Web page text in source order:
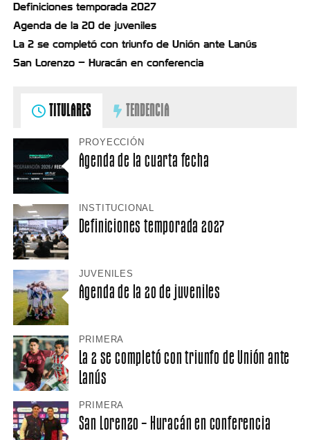
Definiciones temporada 2027
Agenda de la 20 de juveniles
La 2 se completó con triunfo de Unión ante Lanús
San Lorenzo – Huracán en conferencia
TITULARES TENDENCIA
PROYECCIÓN
Agenda de la cuarta fecha
INSTITUCIONAL
Definiciones temporada 2027
JUVENILES
Agenda de la 20 de juveniles
PRIMERA
La 2 se completó con triunfo de Unión ante
Lanús
PRIMERA
San Lorenzo – Huracán en conferencia